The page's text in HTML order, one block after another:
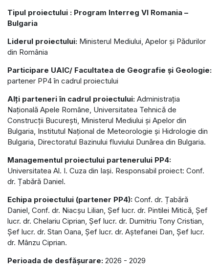
Tipul proiectului : Program Interreg VI Romania –
Bulgaria
Liderul proiectului: Ministerul Mediului, Apelor și Pădurilor
din România
Participare UAIC/ Facultatea de Geografie și Geologie:
partener PP4 în cadrul proiectului
Alți parteneri în cadrul proiectului: Administrația
Națională Apele Române, Universitatea Tehnică de
Construcții București, Ministerul Mediului și Apelor din
Bulgaria, Institutul Național de Meteorologie și Hidrologie din
Bulgaria, Directoratul Bazinului fluviului Dunărea din Bulgaria.
Managementul proiectului partenerului PP4:
Universitatea Al. I. Cuza din Iași. Responsabil proiect: Conf.
dr. Țabără Daniel.
Echipa proiectului (partener PP4): Conf. dr. Țabără
Daniel, Conf. dr. Niacșu Lilian, Șef lucr. dr. Pintilei Mitică, Șef
lucr. dr. Chelariu Ciprian, Șef lucr. dr. Dumitriu Tony Cristian,
Șef lucr. dr. Stan Oana, Șef lucr. dr. Aștefanei Dan, Șef lucr.
dr. Mânzu Ciprian.
Perioada de desfășurare: 2026 - 2029